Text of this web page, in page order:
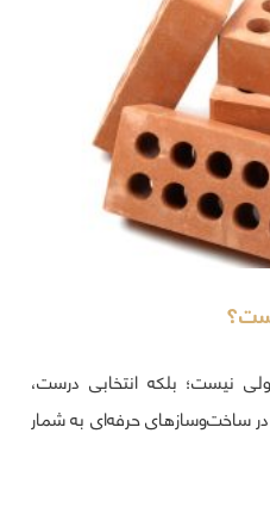
نیست؛ بلکه انتخابی درست،
حرفه‌ای به شمار